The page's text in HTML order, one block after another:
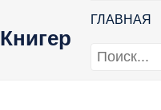
Книгер
ГЛАВНАЯ